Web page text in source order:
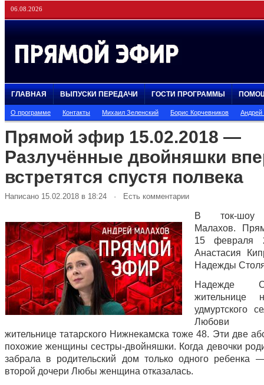
06.08.2026
ГЛАВНАЯ ВЫПУСКИ ПЕРЕДАЧИ ГОСТИ ПРОГРАММЫ
О программе Контакты Михаил Зеленский Борис Корчевников
Прямой эфир 15.02.2018 —
Разлучённые двойняшки
встретятся спустя полвека
Написано 15.02.2018 в 18:24 · Есть комментарии
В ток-шоу
Малахов.
15 февраля
Анастасия
Надежды
Надежде
жительнице
удмуртского
Любови
жительнице татарского Нижнекамска тоже 48. Эти две
похожие женщины сестры-двойняшки. Когда девочки
забрала в родительский дом только одного ребенка
второй дочери Любы женщина отказалась.